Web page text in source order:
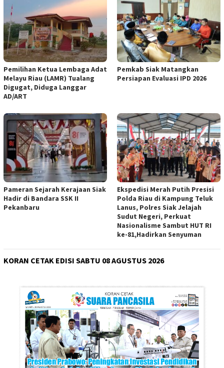
Pemilihan Ketua Lembaga Adat
Melayu Riau (LAMR) Tualang
Digugat, Diduga Langgar
AD/ART
Pemkab Siak Matangkan
Persiapan Evaluasi IPD 2026
Pameran Sejarah Kerajaan Siak
Hadir di Bandara SSK II
Pekanbaru
Ekspedisi Merah Putih Presisi
Polda Riau di Kampung Teluk
Lanus, Polres Siak Jelajah
Sudut Negeri, Perkuat
Nasionalisme Sambut HUT RI
ke-81,Hadirkan Senyuman
KORAN CETAK EDISI SABTU 08 AGUSTUS 2026